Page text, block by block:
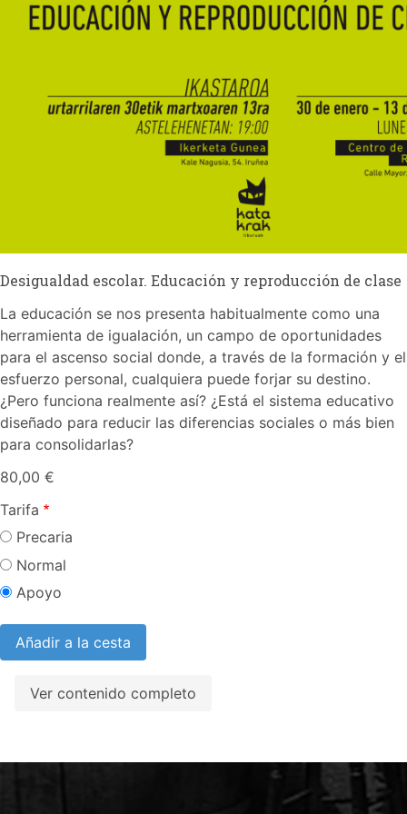
Desigualdad escolar. Educación y reproducción de clase
La educación se nos presenta habitualmente como una
herramienta de igualación, un campo de oportunidades
para el ascenso social donde, a través de la formación y el
esfuerzo personal, cualquiera puede forjar su destino.
¿Pero funciona realmente así? ¿Está el sistema educativo
diseñado para reducir las diferencias sociales o más bien
para consolidarlas?
80,00 €
Tarifa
Precaria
Normal
Apoyo
Ver contenido completo